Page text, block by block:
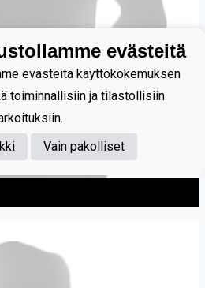
evästeitä
evästeitä käyttökokemuksen
toiminnallisiin ja tilastollisiin
Vain pakolliset